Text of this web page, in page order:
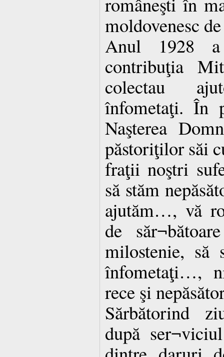
moldovenesc
Anul 1928
contribuţia
colectau
înfometaţi. În
Naşterea
păstoriţilor săi
fraţii noştri
să stăm
ajutăm…, vă
de
milostenie, să
înfometaţi…,
rece şi
Sărbătorind
după